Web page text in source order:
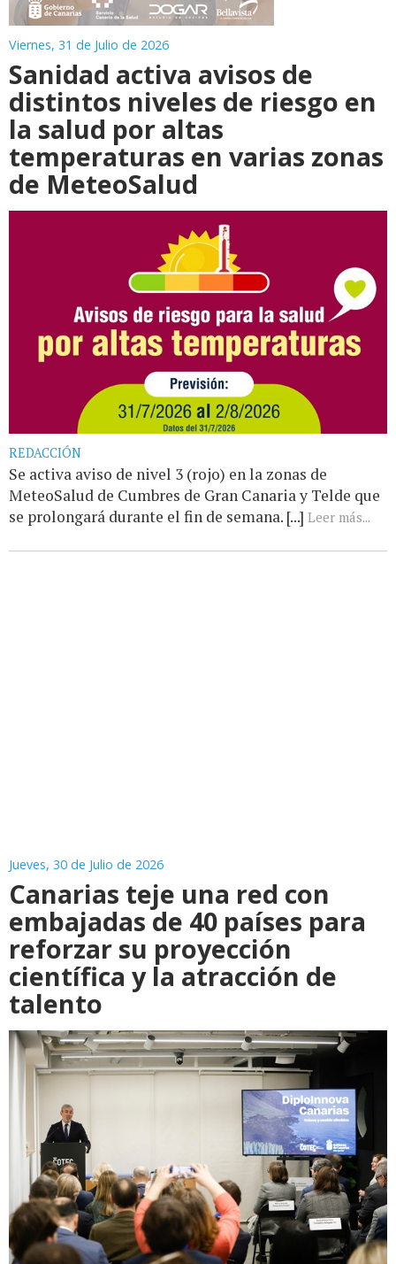
Viernes, 31 de Julio de 2026
Sanidad activa avisos de
distintos niveles de riesgo en
la salud por altas
temperaturas en varias zonas
de MeteoSalud
REDACCIÓN
Se activa aviso de nivel 3 (rojo) en la zonas de
MeteoSalud de Cumbres de Gran Canaria y Telde que
se prolongará durante el fin de semana. [...] Leer más...
Jueves, 30 de Julio de 2026
Canarias teje una red con
embajadas de 40 países para
reforzar su proyección
científica y la atracción de
talento